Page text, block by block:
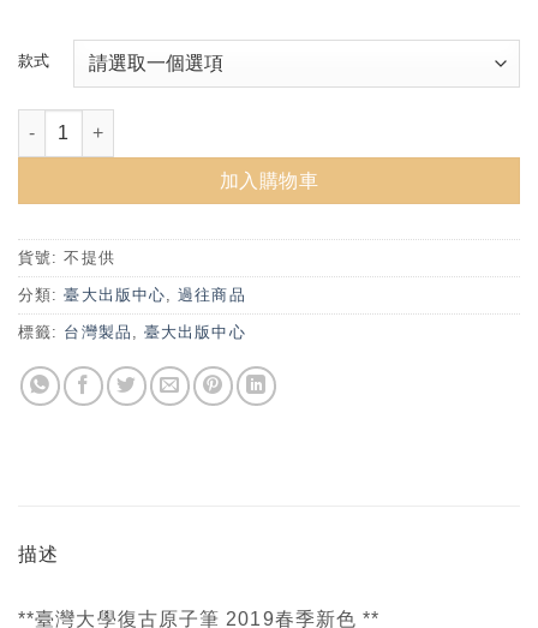
款式
臺灣大學復古原子筆 2019春季新色-10支以上優惠下單區 數量
加入購物車
貨號:不提供
分類:臺大出版中心 ,過往商品
標籤: 台灣製品 ,臺大出版中心
描述
**臺灣大學復古原子筆 2019春季新色 **